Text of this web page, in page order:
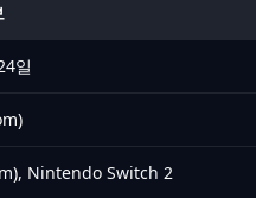
일
Nintendo Switch 2